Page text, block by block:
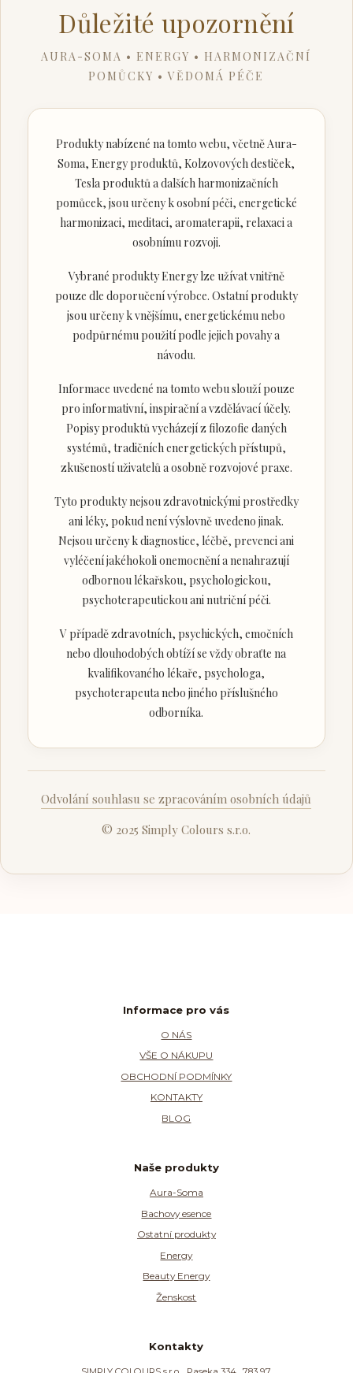
Důležité upozornění
AURA-SOMA • ENERGY • HARMONIZAČNÍ
POMŮCKY • VĚDOMÁ PÉČE
Produkty nabízené na tomto webu, včetně Aura-
Soma, Energy produktů, Kolzovových destiček,
Tesla produktů a dalších harmonizačních
pomůcek, jsou určeny k osobní péči, energetické
harmonizaci, meditaci, aromaterapii, relaxaci a
osobnímu rozvoji.
Vybrané produkty Energy lze užívat vnitřně
pouze dle doporučení výrobce. Ostatní produkty
jsou určeny k vnějšímu, energetickému nebo
podpůrnému použití podle jejich povahy a
návodu.
Informace uvedené na tomto webu slouží pouze
pro informativní, inspirační a vzdělávací účely.
Popisy produktů vycházejí z filozofie daných
systémů, tradičních energetických přístupů,
zkušeností uživatelů a osobně rozvojové praxe.
Tyto produkty nejsou zdravotnickými prostředky
ani léky, pokud není výslovně uvedeno jinak.
Nejsou určeny k diagnostice, léčbě, prevenci ani
vyléčení jakéhokoli onemocnění a nenahrazují
odbornou lékařskou, psychologickou,
psychoterapeutickou ani nutriční péči.
V případě zdravotních, psychických, emočních
nebo dlouhodobých obtíží se vždy obraťte na
kvalifikovaného lékaře, psychologa,
psychoterapeuta nebo jiného příslušného
odborníka.
Odvolání souhlasu se zpracováním osobních údajů
© 2025 Simply Colours s.r.o.
Informace pro vás
O NÁS
VŠE O NÁKUPU
OBCHODNÍ PODMÍNKY
KONTAKTY
BLOG
Naše produkty
Aura-Soma
Bachovy esence
Ostatní produkty
Energy
Beauty Energy
Ženskost
Kontakty